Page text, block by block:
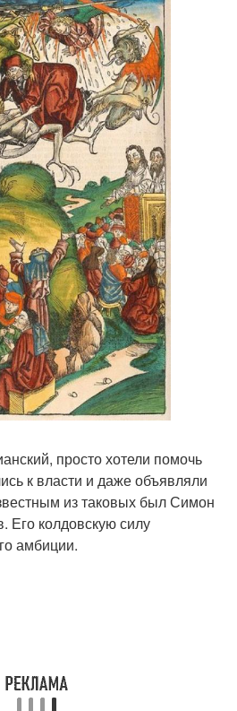
просто хотели помочь
к власти и даже объявляли
из таковых был Симон
Его колдовскую силу
амбиции.